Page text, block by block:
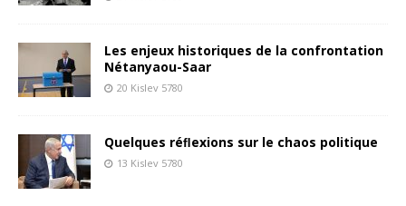
Les enjeux historiques de la confrontation
Nétanyaou-Saar
20 Kislev 5780
Quelques réﬂexions sur le chaos politique
13 Kislev 5780